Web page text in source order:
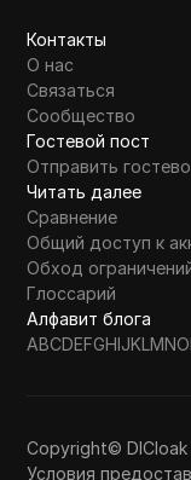
Контакты
О нас
Связаться
Сообщество
Гостевой пост
Отправить
Читать далее
Сравнение
Общий доступ к
Обход
Глоссарий
Алфавит блога
ABCDEFGHIJKLMNO
Copyright©
Условия